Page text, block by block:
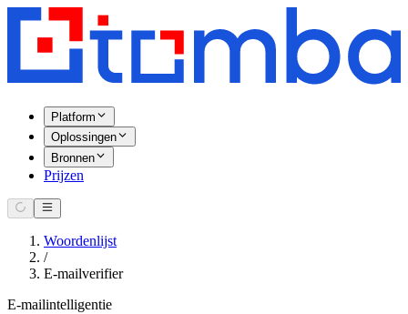
Platform
Oplossingen
Bronnen
Prijzen
Woordenlijst
/
E-mailverifier
E-mailintelligentie